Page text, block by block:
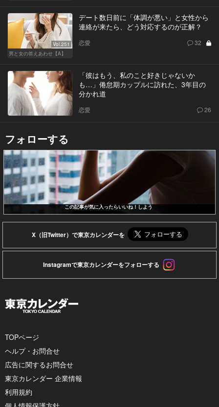
Vol.251
男と女の答えあわせ【A】
デート数日前に「体調が悪い」と女性から
連絡が来たら、どう対応するのが正解？
恋愛 32
「彼はもう、私のこと好きじゃないか
も…」倦怠期カップルに訪れた、3年目の
分かれ道
恋愛 26
フォローする
この記事が気に入ったらいいね！しよう
X（旧Twitter）で東京カレンダーを
Instagramで東京カレンダーをフォローする
TOPページ
ヘルプ・お問合せ
広告に関するお問合せ
東京カレンダー 企業情報
利用規約